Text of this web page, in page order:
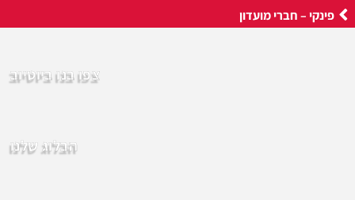
פינקי – חברי מועדון
צפו בנו ביוטיוב
הבלוג שלנו